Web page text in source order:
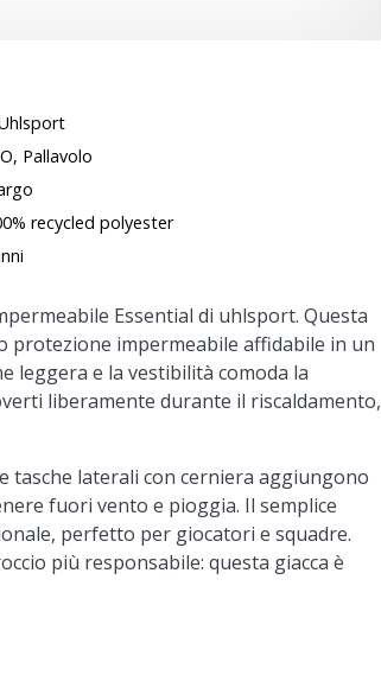
Pallavolo
recycled polyester
Essential di uhlsport. Questa
protezione impermeabile affidabile in un
leggera e la vestibilità comoda la
liberamente durante il riscaldamento,
tasche laterali con cerniera aggiungono
fuori vento e pioggia. Il semplice
perfetto per giocatori e squadre.
più responsabile: questa giacca è